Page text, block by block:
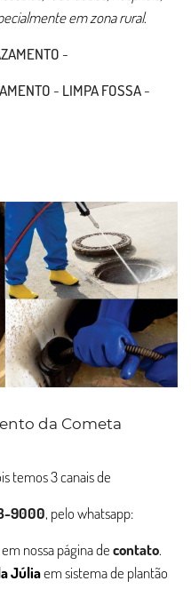
em zona rural.
-
- LIMPA FOSSA-
da Cometa
temos 3 canais de
9000, pelo whatsapp:
em nossa página decontato.
Júliaem sistema de plantão